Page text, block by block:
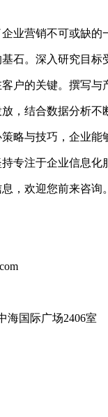
企业营销不可或缺
。深入研究目标
的关键。撰写与
结合数据分析不
策略与技巧，企业能
注于企业信息化
，欢迎您前来咨询
国际广场2406室